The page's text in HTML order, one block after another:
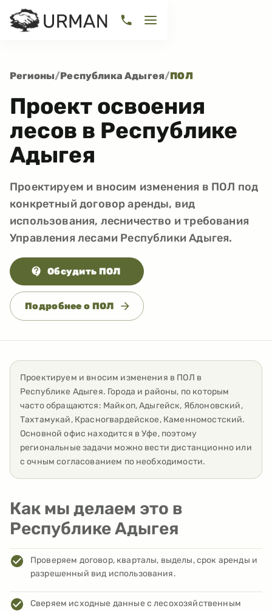
Регионы/Республика Адыгея/ПОЛ
Проект освоения
лесов в Республике
Адыгея
Проектируем и вносим изменения в ПОЛ под
конкретный договор аренды, вид
использования, лесничество и требования
Управления лесами Республики Адыгея.
Обсудить ПОЛ
Подробнее о ПОЛ
Проектируем и вносим изменения в ПОЛ в
Республике Адыгея. Города и районы, по которым
часто обращаются: Майкоп, Адыгейск, Яблоновский,
Тахтамукай, Красногвардейское, Каменномостский.
Основной офис находится в Уфе, поэтому
региональные задачи можно вести дистанционно или
с очным согласованием по необходимости.
Как мы делаем это в
Республике Адыгея
Проверяем договор, кварталы, выделы, срок аренды и
разрешенный вид использования.
Сверяем исходные данные с лесохозяйственным